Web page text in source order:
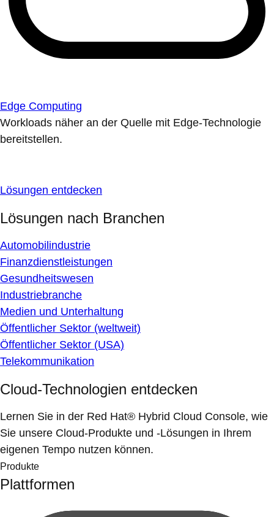
Edge Computing
Workloads näher an der Quelle mit Edge-Technologie
bereitstellen.
Lösungen entdecken
Lösungen nach Branchen
Automobilindustrie
Finanzdienstleistungen
Gesundheitswesen
Industriebranche
Medien und Unterhaltung
Öffentlicher Sektor (weltweit)
Öffentlicher Sektor (USA)
Telekommunikation
Cloud-Technologien entdecken
Lernen Sie in der Red Hat® Hybrid Cloud Console, wie
Sie unsere Cloud-Produkte und -Lösungen in Ihrem
eigenen Tempo nutzen können.
Produkte
Plattformen